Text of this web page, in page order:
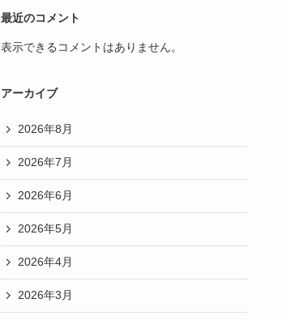
最近のコメント
表示できるコメントはありません。
アーカイブ
2026年8月
2026年7月
2026年6月
2026年5月
2026年4月
2026年3月